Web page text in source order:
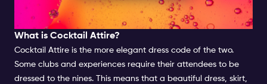
WOMEN
What is Cocktail Attire?
Cocktail Attire is the more elegant dress code of the two.
Some clubs and experiences require their attendees to be
dressed to the nines. This means that a beautiful dress, skirt,